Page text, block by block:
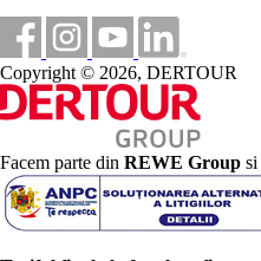
Piscine
Sezlonguri si umbrele
Piscina pentru copii
Galerie foto
Copyright © 2026, DERTOUR
Facem parte din REWE Group si